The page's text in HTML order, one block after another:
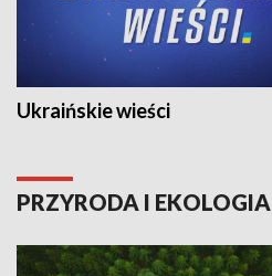
Ukraińskie wieści
PRZYRODA I EKOLOGIA